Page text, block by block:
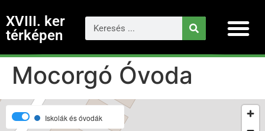
XVIII. ker
térképen
Mocorgó Óvoda
Iskolák és óvodák